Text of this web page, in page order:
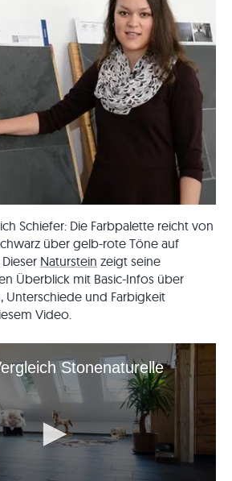
Schiefer: Die Farbpalette reicht von
über gelb-rote Töne auf
Naturstein zeigt seine
Überblick mit Basic-Infos über
Unterschiede und Farbigkeit
Video.
Stonenaturelle